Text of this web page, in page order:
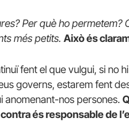
Per què ho permetem?
més petits. Això és
fent el que vulgui, si no
governs, estarem fent
anomenant-nos persones.
és responsable de